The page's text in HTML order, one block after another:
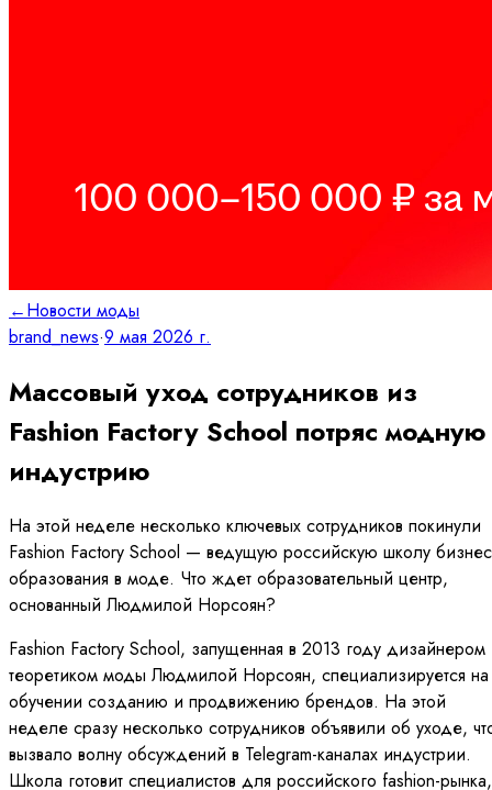
←Новости моды
brand_news·9 мая 2026 г.
Массовый уход сотрудников из
Fashion Factory School потряс модную
индустрию
На этой неделе несколько ключевых сотрудников покинули
Fashion Factory School — ведущую российскую школу
образования в моде. Что ждет образовательный центр,
основанный Людмилой Норсоян?
Fashion Factory School, запущенная в 2013 году дизайнером
теоретиком моды Людмилой Норсоян, специализируется на
обучении созданию и продвижению брендов. На этой
неделе сразу несколько сотрудников объявили об уходе,
вызвало волну обсуждений в Telegram-каналах индустрии.
Школа готовит специалистов для российского fashion-рынка,